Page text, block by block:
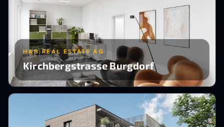
H&B REAL ESTATE AG
Kirchbergstrasse Burgdorf